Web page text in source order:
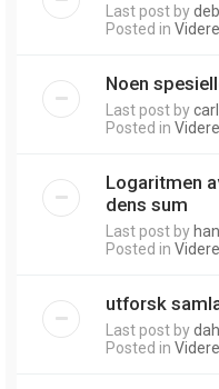
Last post by
Posted in
Noen
Last post by
Posted in
Logaritmen
dens sum
Last post by
Posted in
utforsk
Last post by
Posted in